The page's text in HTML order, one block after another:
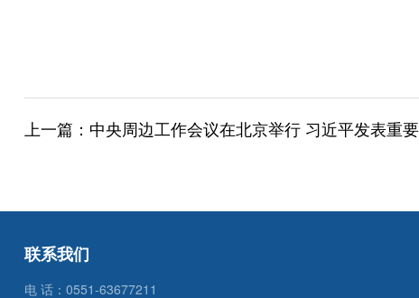
上一篇： 中央周边工作会议在北京举行 习近平发表重要讲话
联系我们
电 话：0551-63677211